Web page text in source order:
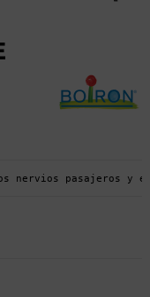
nervios pasajeros y